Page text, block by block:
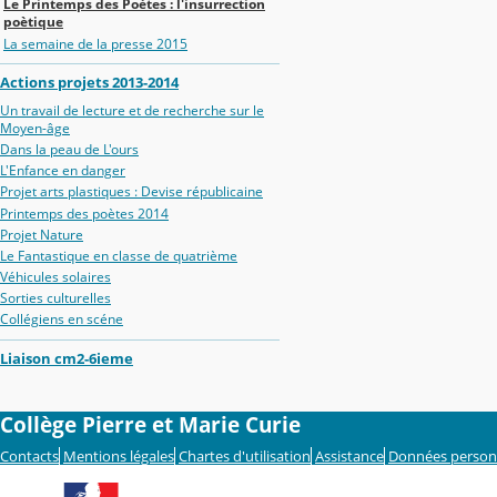
Le Printemps des Poètes : l'insurrection
poètique
La semaine de la presse 2015
Actions projets 2013-2014
Un travail de lecture et de recherche sur le
Moyen-âge
Dans la peau de L'ours
L'Enfance en danger
Projet arts plastiques : Devise républicaine
Printemps des poètes 2014
Projet Nature
Le Fantastique en classe de quatrième
Véhicules solaires
Sorties culturelles
Collégiens en scéne
Liaison cm2-6ieme
Collège Pierre et Marie Curie
Contacts Mentions légales Chartes d'utilisation Assistance Données